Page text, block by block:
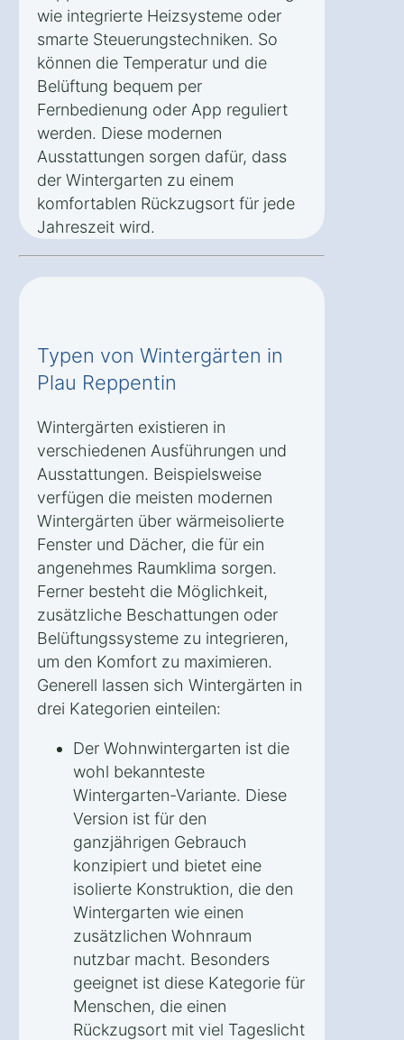
wie integrierte Heizsysteme oder
smarte Steuerungstechniken. So
können die Temperatur und die
Belüftung bequem per
Fernbedienung oder App reguliert
werden. Diese modernen
Ausstattungen sorgen dafür, dass
der Wintergarten zu einem
komfortablen Rückzugsort für jede
Jahreszeit wird.
Typen von Wintergärten in
Plau Reppentin
Wintergärten existieren in
verschiedenen Ausführungen und
Ausstattungen. Beispielsweise
verfügen die meisten modernen
Wintergärten über wärmeisolierte
Fenster und Dächer, die für ein
angenehmes Raumklima sorgen.
Ferner besteht die Möglichkeit,
zusätzliche Beschattungen oder
Belüftungssysteme zu integrieren,
um den Komfort zu maximieren.
Generell lassen sich Wintergärten in
drei Kategorien einteilen:
Der Wohnwintergarten ist die
wohl bekannteste
Wintergarten-Variante. Diese
Version ist für den
ganzjährigen Gebrauch
konzipiert und bietet eine
isolierte Konstruktion, die den
Wintergarten wie einen
zusätzlichen Wohnraum
nutzbar macht. Besonders
geeignet ist diese Kategorie für
Menschen, die einen
Rückzugsort mit viel Tageslicht